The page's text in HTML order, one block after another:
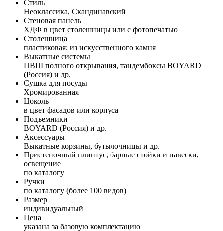
Стиль
Неоклассика, Скандинавский
Стеновая панель
ХДФ в цвет столешницы или с фотопечатью
Столешница
пластиковая; из искусственного камня
Выкатные системы
ПВШ полного открывания, тандембоксы BOYARD
(Россия) и др.
Сушка для посуды
Хромированная
Цоколь
в цвет фасадов или корпуса
Подъемники
BOYARD (Россия) и др.
Аксессуары
Выкатные корзины, бутылочницы и др.
Пристеночный плинтус, барные стойки и навески,
освещение
по каталогу
Ручки
по каталогу (более 100 видов)
Размер
индивидуальный
Цена
указана за базовую комплектацию